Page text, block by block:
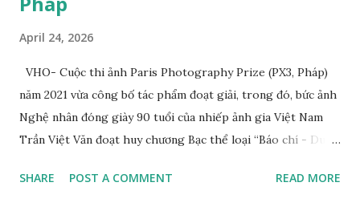
April 24, 2026
VHO- Cuộc thi ảnh Paris Photography Prize (PX3, Pháp)
năm 2021 vừa công bố tác phẩm đoạt giải, trong đó, bức ảnh
Nghệ nhân đóng giày 90 tuổi của nhiếp ảnh gia Việt Nam
Trần Việt Văn đoạt huy chương Bạc thể loại “Báo chí - Du
đoạt giải của anh chụp nghệ nhân Trịnh Ngọc sống ở
SHARE POST A COMMENT READ MORE